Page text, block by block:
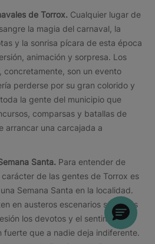
de Torrox. Cualquier lugar de
la magia del carnaval, la
y la sonrisa pícara de esta época
animación y sorpresa. Los
concretamente, son un evento
perderse por su gran colorido y
la gente del municipio que
comparsas y batallas de
arrancar una carcajada a
Santa. Para entender de
de las gentes de Torrox es
Semana Santa en la localidad.
en austeros escenarios sobre los
los devotos y el sentimiento
fuerte que a nadie deja indiferente.